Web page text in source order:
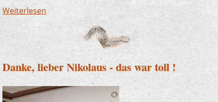
Weiterlesenüber Altena und Finnentrop - JeKits auf dem
Weihnachtsmarkt
Danke, lieber Nikolaus - das war toll !